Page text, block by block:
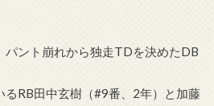
パント崩れから独走TDを決めたDB
るRB田中玄樹（#9番、2年）と加藤